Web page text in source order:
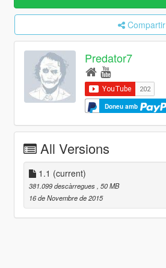
Compartir
Predator7
Doneu amb
All Versions
1.1 (current)
381.099 descàrregues, 50 MB
16 de Novembre de 2015